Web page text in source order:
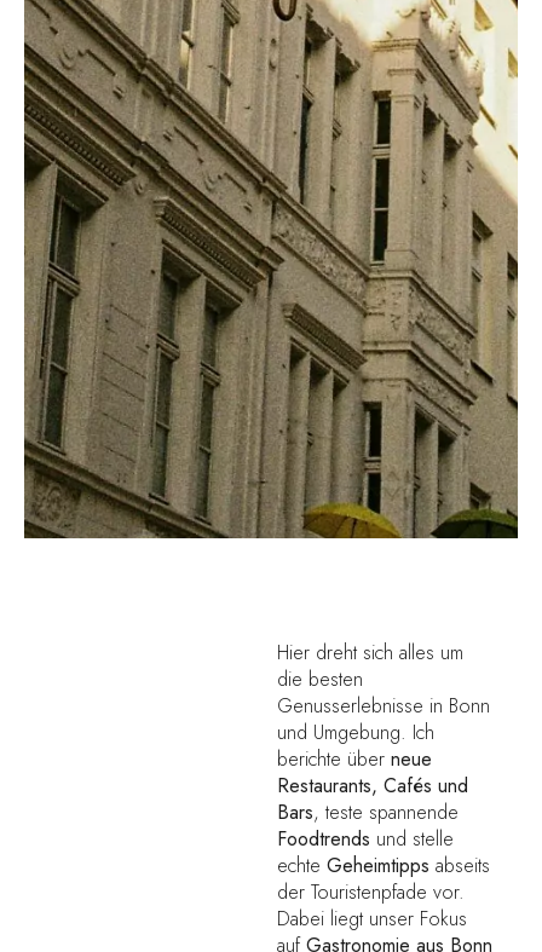
Hier dreht sich alles um
die besten
Genusserlebnisse in Bonn
und Umgebung. Ich
berichte über neue
Restaurants, Cafés und
Bars, teste spannende
Foodtrends und stelle
echte Geheimtipps abseits
der Touristenpfade vor.
Dabei liegt unser Fokus
aufGastronomie aus Bonn